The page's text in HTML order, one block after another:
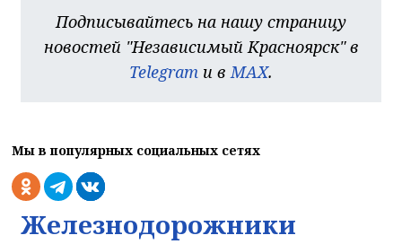
Подписывайтесь на нашу страницу
новостей "Независимый Красноярск" в
Telegram и вMAX.
Мы в популярных социальных сетях
Железнодорожники